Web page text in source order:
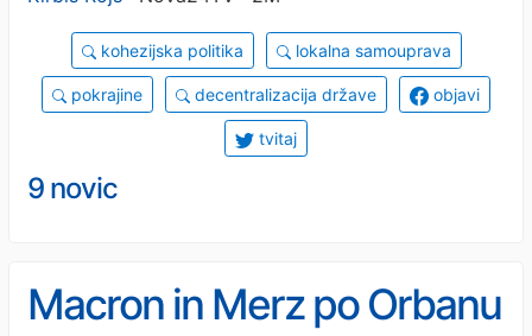
kohezijska politika lokalna samouprava
pokrajine decentralizacija države objavi
tvitaj
9 novic
Macron in Merz po Orbanu